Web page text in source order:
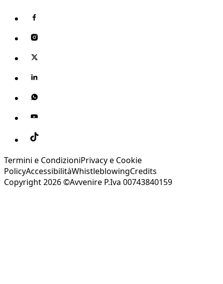
Termini e CondizioniPrivacy e Cookie
PolicyAccessibilitàWhistleblowingCredits
Copyright 2026 ©Avvenire P.Iva 00743840159